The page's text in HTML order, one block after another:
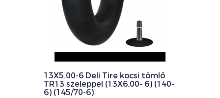
13X5.00-6 Deli Tire kocsi tömlő
TR13 szeleppel (13X6.00- 6) (140-
6) (145/70-6)